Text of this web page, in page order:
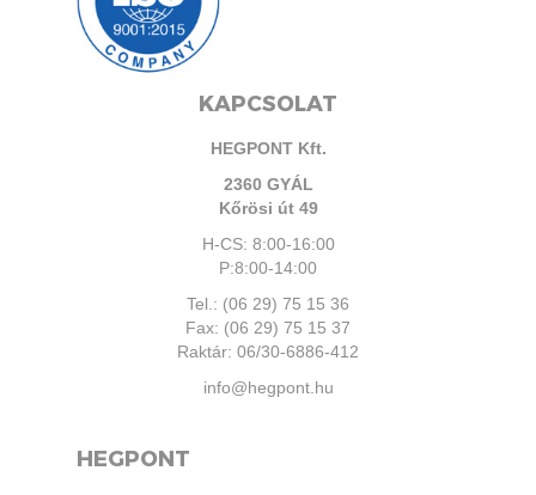
KAPCSOLAT
HEGPONT Kft.
2360 GYÁL
Kőrösi út 49
H-CS: 8:00-16:00
P:8:00-14:00
Tel.: (06 29) 75 15 36
Fax: (06 29) 75 15 37
Raktár: 06/30-6886-412
info@hegpont.hu
HEGPONT